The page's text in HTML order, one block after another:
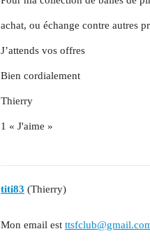
achat, ou échange contre autres
J’attends vos offres
Bien cordialement
Thierry
1 « J'aime »
titi83 (Thierry)
Mon email est